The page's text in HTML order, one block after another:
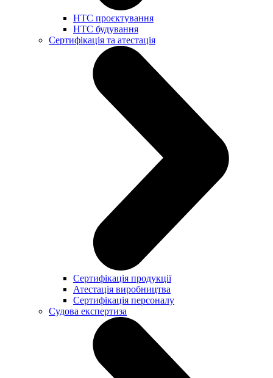
НТС проєктування
НТС будування
Сертифікація та атестація
Сертифікація продукції
Атестація виробництва
Сертифікація персоналу
Судова експертиза